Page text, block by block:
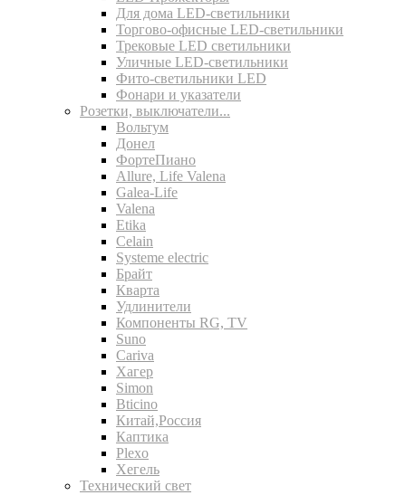
Для дома LED-светильники
Торгово-офисные LED-светильники
Трековые LED светильники
Уличные LED-светильники
Фито-светильники LED
Фонари и указатели
Розетки, выключатели...
Вольтум
Донел
ФортеПиано
Allure, Life Valena
Galea-Life
Valena
Etika
Celain
Systeme electric
Брайт
Кварта
Удлинители
Компоненты RG, TV
Suno
Cariva
Хагер
Simon
Bticino
Китай,Россия
Каптика
Plexo
Хегель
Технический свет